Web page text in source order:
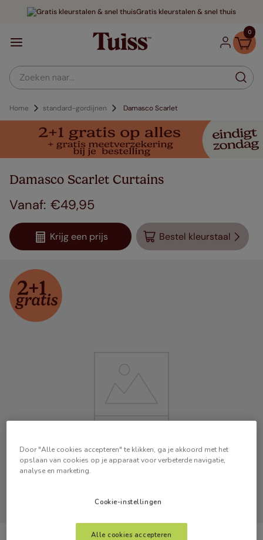
Gratis kleurstalen & snel thuis
0
Zoeken naar...
Home standard-gordijnen Damasco Scarlet
Damasco Scarlet Curtains
€49,95
Krijg een prijs Bestel kleurstaal
Door "Alle cookies accepteren" te klikken, ga je akkoord met het
opslaan van cookies op je apparaat voor verbeterde navigatie,
analyse en marketing.
Cookie-instellingen
Alle cookies accepteren